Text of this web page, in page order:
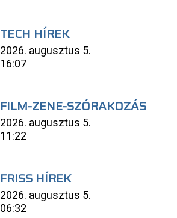
TECH HÍREK
2026. augusztus 5.
16:07
FILM-ZENE-SZÓRAKOZÁS
2026. augusztus 5.
11:22
FRISS HÍREK
2026. augusztus 5.
06:32